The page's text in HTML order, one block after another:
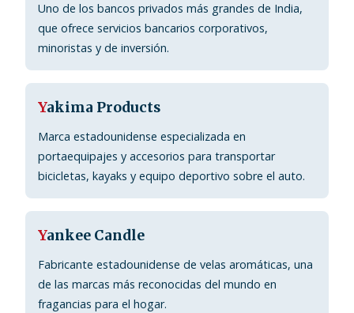
Uno de los bancos privados más grandes de India,
que ofrece servicios bancarios corporativos,
minoristas y de inversión.
Yakima Products
Marca estadounidense especializada en
portaequipajes y accesorios para transportar
bicicletas, kayaks y equipo deportivo sobre el auto.
Yankee Candle
Fabricante estadounidense de velas aromáticas, una
de las marcas más reconocidas del mundo en
fragancias para el hogar.